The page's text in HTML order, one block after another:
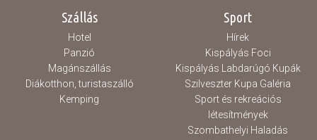
Szállás
Hotel
Panzió
Magánszállás
Diákotthon, turistaszálló
Kemping
Sport
Hírek
Kispályás Foci
Kispályás Labdarúgó Kupák
Szilveszter Kupa Galéria
Sport és rekreációs
létesítmények
Szombathelyi Haladás